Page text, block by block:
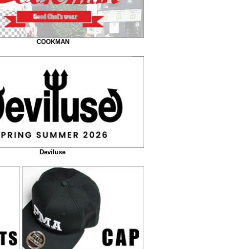
COOKMAN
Deviluse